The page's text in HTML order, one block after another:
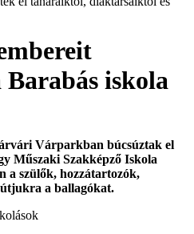
iskola
Várparkban búcsúztak el
Műszaki Szakképző Iskola
a szülők, hozzátartozók,
a ballagókat.